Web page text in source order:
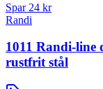
Spar 24 kr
Randi
1011 Randi-line
rustfrit stål